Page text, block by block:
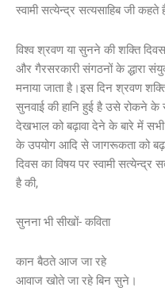
स्वामी सत्येन्द्र सत्यसाहिब जी कहते
विश्व श्रवण या सुनने की शक्ति
और गैरसरकारी संगठनों के द्धारा
मनाया जाता है।इस दिन श्रवण
सुनवाई की हानि हुई है उसे रोकने
देखभाल को बढ़ावा देने के बारे में सभी
के उपयोग आदि से जागरूकता को
दिवस का विषय पर स्वामी सत्येन्द्र
है की,
सुनना भी सीखों- कविता
कान बैठते आज जा रहे
आवाज खोते जा रहे बिन सुने।